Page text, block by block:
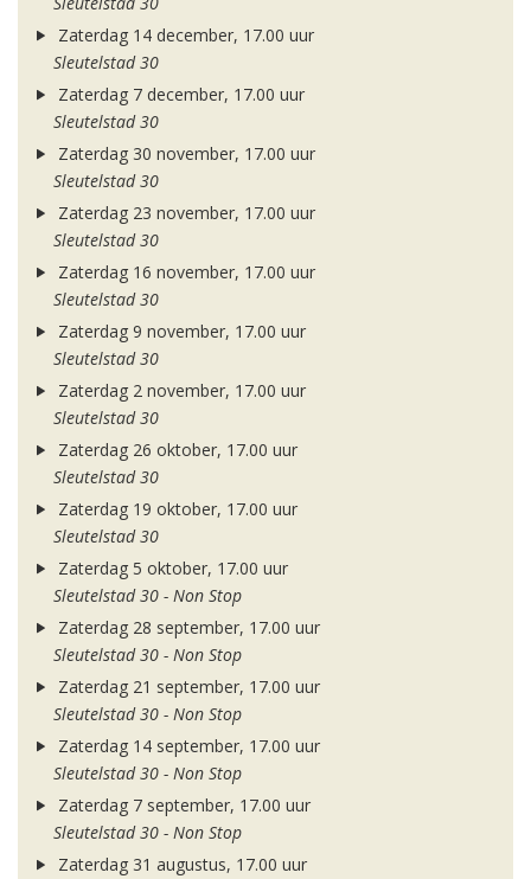
Zaterdag 14 december, 17.00 uur
Sleutelstad 30
Zaterdag 7 december, 17.00 uur
Sleutelstad 30
Zaterdag 30 november, 17.00 uur
Sleutelstad 30
Zaterdag 23 november, 17.00 uur
Sleutelstad 30
Zaterdag 16 november, 17.00 uur
Sleutelstad 30
Zaterdag 9 november, 17.00 uur
Sleutelstad 30
Zaterdag 2 november, 17.00 uur
Sleutelstad 30
Zaterdag 26 oktober, 17.00 uur
Sleutelstad 30
Zaterdag 19 oktober, 17.00 uur
Sleutelstad 30
Zaterdag 5 oktober, 17.00 uur
Sleutelstad 30 - Non Stop
Zaterdag 28 september, 17.00 uur
Sleutelstad 30 - Non Stop
Zaterdag 21 september, 17.00 uur
Sleutelstad 30 - Non Stop
Zaterdag 14 september, 17.00 uur
Sleutelstad 30 - Non Stop
Zaterdag 7 september, 17.00 uur
Sleutelstad 30 - Non Stop
Zaterdag 31 augustus, 17.00 uur